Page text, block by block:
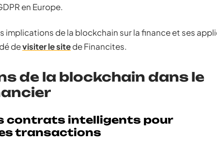
en Europe.
implications de la blockchain sur la finance et ses
devisiter le sitede Financites.
de la blockchain dans le
contrats intelligents pour
transactions